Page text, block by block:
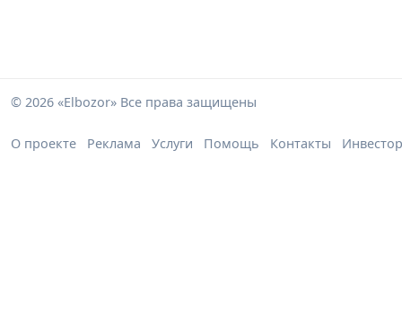
© 2026 «Elbozor» Все права защищены
О проекте Реклама Услуги Помощь Контакты